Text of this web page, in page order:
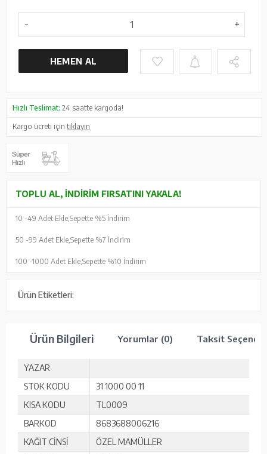
HEMEN AL
Hızlı Teslimat: 24 saatte kargoda!
Kargo ücreti içintıklayın
TOPLU AL, İNDIRIM FIRSATINI YAKALA!
10 -49 Adet Ekle, Sepette %5 İndirim
50 -99 Adet Ekle, Sepette %7 İndirim
100 -1000 Adet Ekle, Sepette %10 İndirim
Ürün Etiketleri:
Ürün Bilgileri Yorumlar (0) Taksit
YAZAR
STOK KODU
31 1000 00 11
KISA KODU
TL0009
BARKOD
8683688006216
KAĞIT CİNSİ
ÖZEL MAMÜLLER